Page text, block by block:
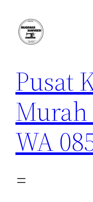
konten
Pusat
Murah
WA